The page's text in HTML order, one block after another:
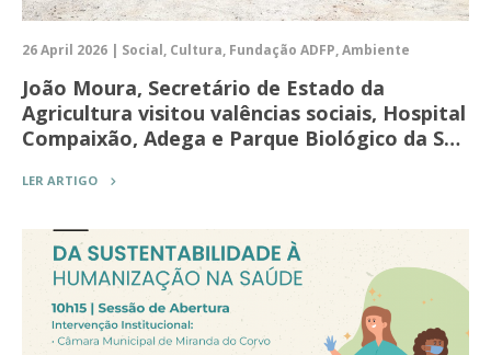
26 April 2026 | Social, Cultura, Fundação ADFP, Ambiente
João Moura, Secretário de Estado da
Agricultura visitou valências sociais, Hospital
Compaixão, Adega e Parque Biológico da S…
LER ARTIGO